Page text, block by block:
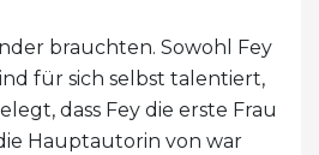
brauchten. Sowohl Fey
für sich selbst talentiert,
dass Fey die erste Frau
Hauptautorin von war